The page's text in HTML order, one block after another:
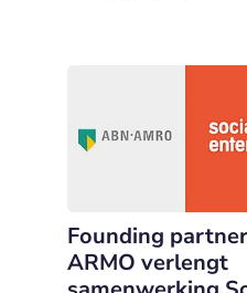
Founding
ARMO verlengt